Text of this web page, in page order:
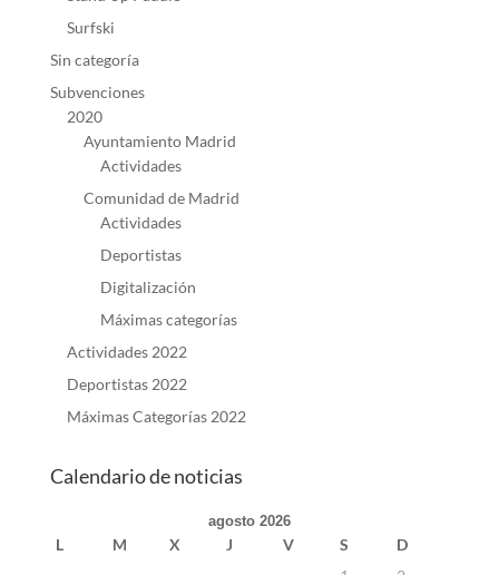
Surfski
Sin categoría
Subvenciones
2020
Ayuntamiento Madrid
Actividades
Comunidad de Madrid
Actividades
Deportistas
Digitalización
Máximas categorías
Actividades 2022
Deportistas 2022
Máximas Categorías 2022
Calendario de noticias
agosto 2026
L M X J V S
D